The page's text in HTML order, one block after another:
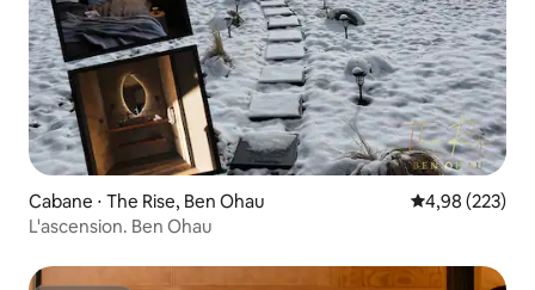
Cabane ⋅ The Rise, Ben Ohau Évaluation
4,98 (223)
L'ascension. Ben Ohau